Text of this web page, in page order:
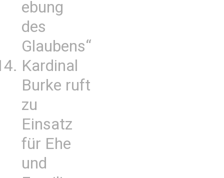
ebung
des
Glaubens“
Kardinal
Burke ruft
zu
Einsatz
für Ehe
und